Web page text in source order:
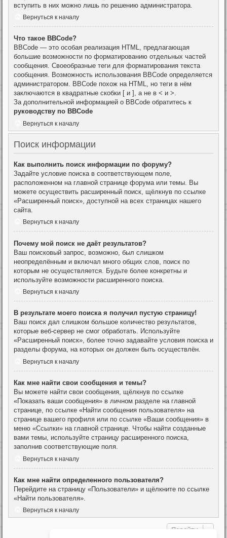
вступить в них можно лишь по решению администратора.
Вернуться к началу
Что такое BBCode?
BBCode — это особая реализация HTML, предлагающая
большие возможности по форматированию отдельных частей
сообщения. Своеобразные теги для форматирования текста
сообщения. Возможность использования BBCode определяется
администратором. BBCode похож на HTML, но теги в нём
заключаются в квадратные скобки [ и ], а не в < и >.
За дополнительной информацией о BBCode обратитесь к
руководству по BBCode
Вернуться к началу
Поиск информации
Как выполнить поиск информации по форуму?
Задайте условие поиска в соответствующем поле,
расположенном на главной странице форума или темы. Вы
можете осуществить расширенный поиск, щёлкнув по ссылке
«Расширенный поиск», доступной на всех страницах нашего
сайта.
Вернуться к началу
Почему мой поиск не даёт результатов?
Ваш поисковый запрос, возможно, был слишком
неопределённым и включал много общих слов, поиск по
которым не осуществляется. Будьте более конкретны и
используйте возможности расширенного поиска.
Вернуться к началу
В результате моего поиска я получил пустую страницу!
Ваш поиск дал слишком большое количество результатов,
которые веб-сервер не смог обработать. Используйте
«Расширенный поиск», более точно задавайте условия поиска и
разделы форума, на которых он должен быть осуществлён.
Вернуться к началу
Как мне найти свои сообщения и темы?
Вы можете найти свои сообщения, щёлкнув по ссылке
«Показать ваши сообщения» в личном разделе на главной
странице, по ссылке «Найти сообщения пользователя» на
странице вашего профиля или по ссылке «Ваши сообщения» в
меню «Ссылки» на главной странице. Чтобы найти созданные
вами темы, используйте страницу расширенного поиска,
заполнив соответствующие поля.
Вернуться к началу
Как мне найти определенного пользователя?
Перейдите на страницу «Пользователи» и щёлкните по ссылке
«Найти пользователя».
Вернуться к началу
Перейти